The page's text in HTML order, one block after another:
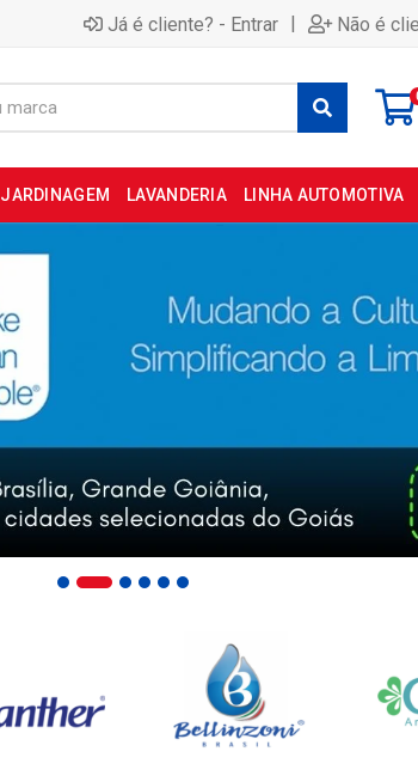
Já é cliente? - Entrar | Não é
JARDINAGEM LAVANDERIA LINHA AUTOMOTIVA